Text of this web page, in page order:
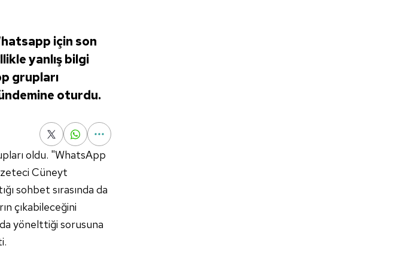
için son
yanlış bilgi
grupları
oturdu.
oldu. "WhatsApp
Cüneyt
sohbet sırasında da
çıkabileceğini
yönelttiği sorusuna